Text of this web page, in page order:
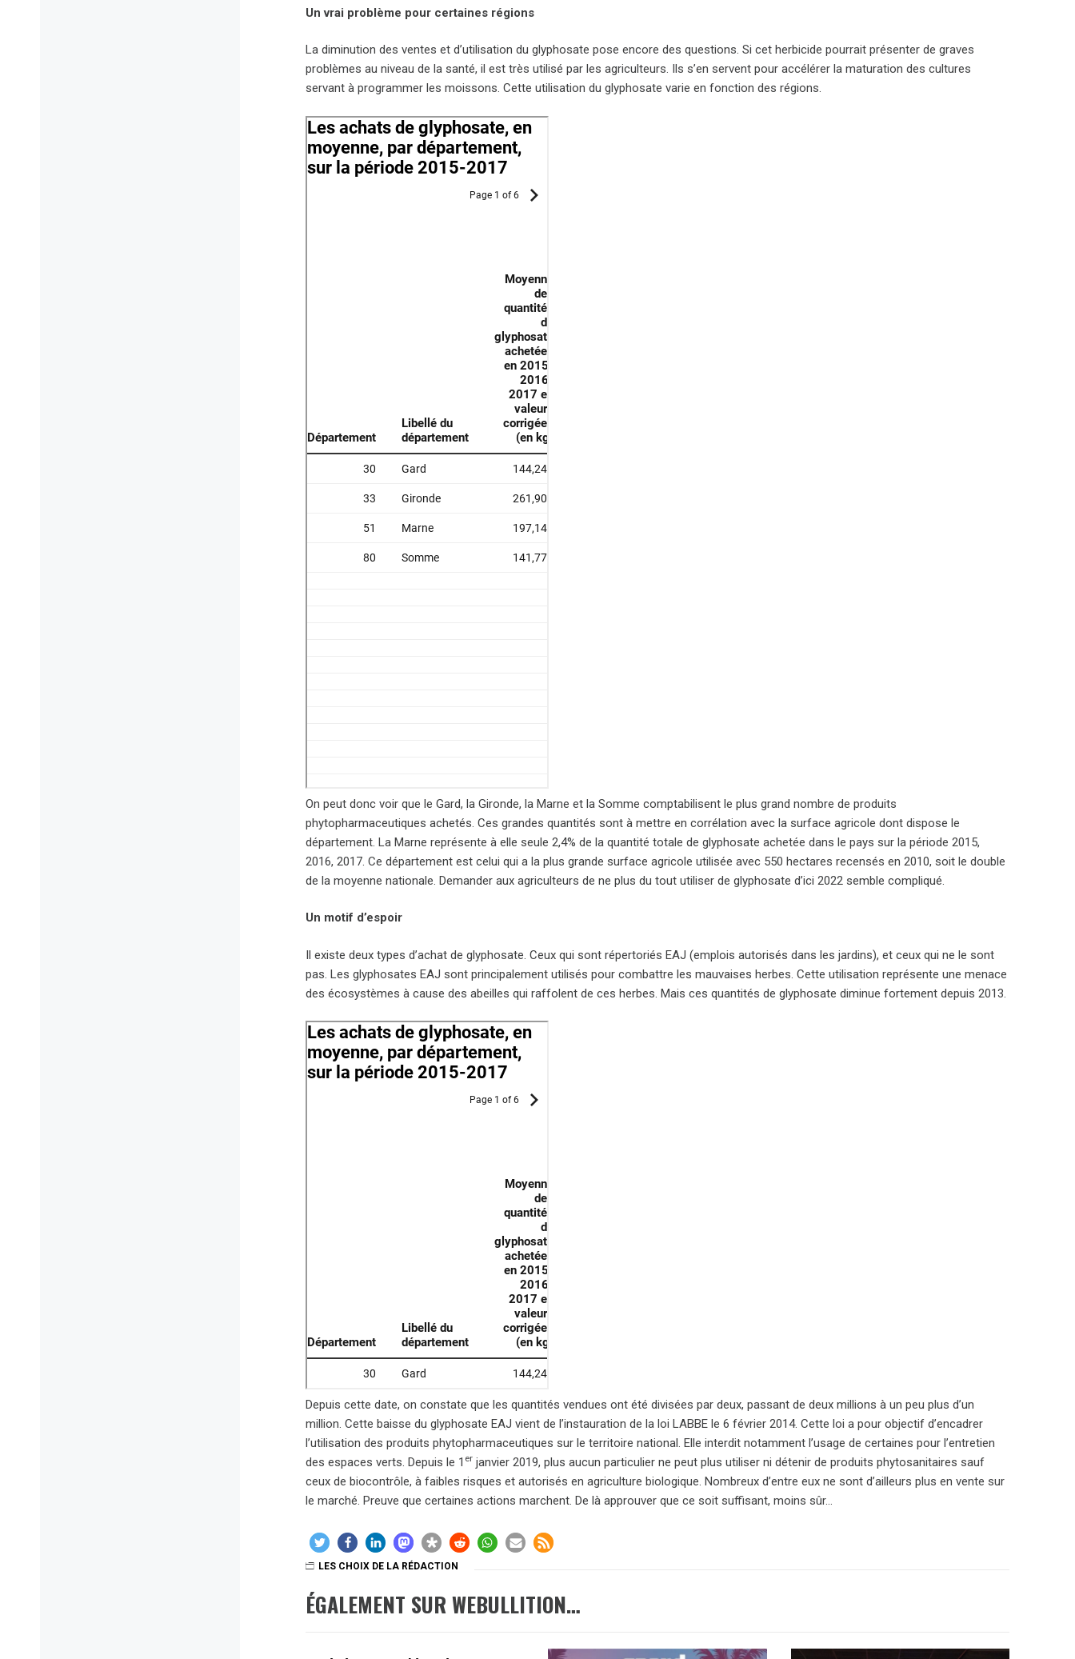
Un vrai problème pour certaines régions
La diminution des ventes et d’utilisation du glyphosate pose encore des questions. Si cet herbicide pourrait présenter de graves
problèmes au niveau de la santé, il est très utilisé par les agriculteurs. Ils s’en servent pour accélérer la maturation des cultures
servant à programmer les moissons. Cette utilisation du glyphosate varie en fonction des régions.
On peut donc voir que le Gard, la Gironde, la Marne et la Somme comptabilisent le plus grand nombre de produits
phytopharmaceutiques achetés. Ces grandes quantités sont à mettre en corrélation avec la surface agricole dont dispose le
département. La Marne représente à elle seule 2,4% de la quantité totale de glyphosate achetée dans le pays sur la période 2015,
2016, 2017. Ce département est celui qui a la plus grande surface agricole utilisée avec 550 hectares recensés en 2010, soit le double
de la moyenne nationale. Demander aux agriculteurs de ne plus du tout utiliser de glyphosate d’ici 2022 semble compliqué.
Un motif d’espoir
Il existe deux types d’achat de glyphosate. Ceux qui sont répertoriés EAJ (emplois autorisés dans les jardins), et ceux qui ne le sont
pas. Les glyphosates EAJ sont principalement utilisés pour combattre les mauvaises herbes. Cette utilisation représente une menace
des écosystèmes à cause des abeilles qui raffolent de ces herbes. Mais ces quantités de glyphosate diminue fortement depuis 2013.
Depuis cette date, on constate que les quantités vendues ont été divisées par deux, passant de deux millions à un peu plus d’un
million. Cette baisse du glyphosate EAJ vient de l’instauration de la loi LABBE le 6 février 2014. Cette loi a pour objectif d’encadrer
l’utilisation des produits phytopharmaceutiques sur le territoire national. Elle interdit notamment l’usage de certaines pour l’entretien
des espaces verts. Depuis le 1 er janvier 2019, plus aucun particulier ne peut plus utiliser ni détenir de produits phytosanitaires sauf
ceux de biocontrôle, à faibles risques et autorisés en agriculture biologique. Nombreux d’entre eux ne sont d’ailleurs plus en vente sur
le marché. Preuve que certaines actions marchent. De là approuver que ce soit suffisant, moins sûr…
LES CHOIX DE LA RÉDACTION
ÉGALEMENT SUR WEBULLITION…